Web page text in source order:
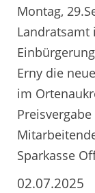
Montag,
Landratsamt
Erny die
im
Sparkasse
02.07.2025